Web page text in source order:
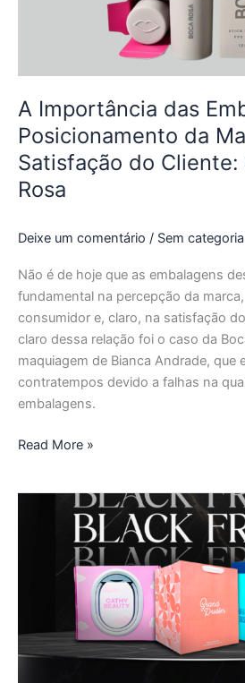
A Importância das
Posicionamento da
Satisfação do Cliente:
Rosa
Deixe um comentário / Sem categoria
Não é de hoje que as embalagens
fundamental na percepção da
consumidor e, claro, na satisfação
claro dessa relação foi o caso da
maquiagem de Bianca Andrade, que
contratempos devido a falhas na
embalagens.
Satisfação
do
Cliente:
O
Caso
Boca
Read More »
Embalagens
Personalizadas
Impulsionar
Vendas
na